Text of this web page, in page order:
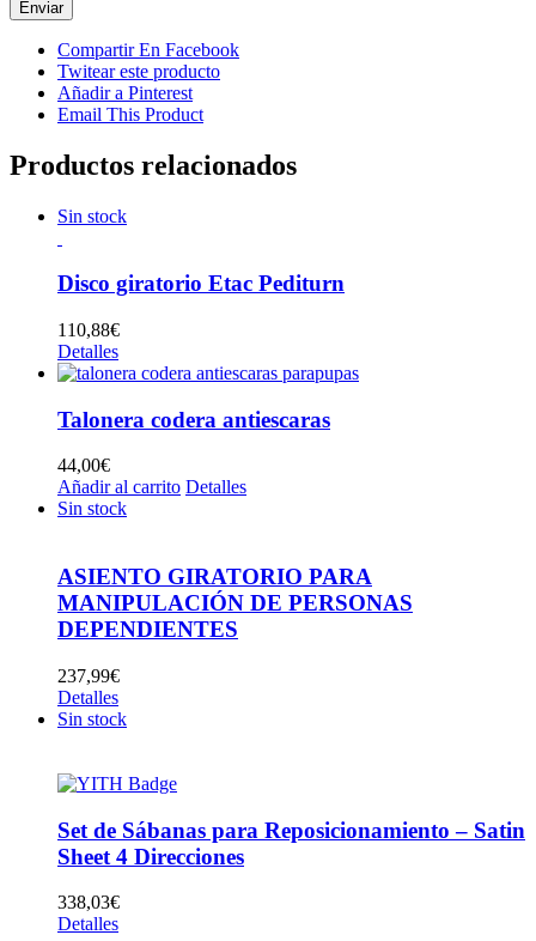
Compartir En Facebook
Twitear este producto
Añadir a Pinterest
Email This Product
Productos relacionados
Sin stock
Disco giratorio Etac Pediturn
110,88€
Detalles
Talonera codera antiescaras
44,00€
Añadir al carrito Detalles
Sin stock
ASIENTO GIRATORIO PARA
MANIPULACIÓN DE PERSONAS
DEPENDIENTES
237,99€
Detalles
Sin stock
Set de Sábanas para Reposicionamiento – Satin
Sheet 4 Direcciones
338,03€
Detalles